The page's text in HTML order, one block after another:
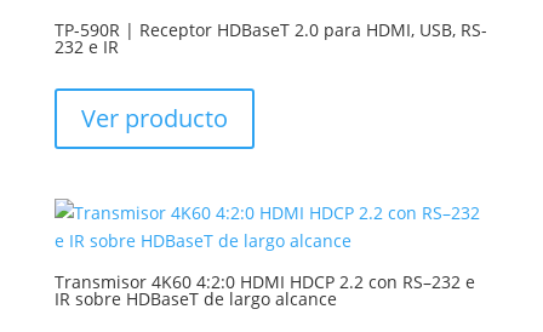
TP-590R | Receptor HDBaseT 2.0 para HDMI, USB, RS-
232 e IR
Ver producto
Transmisor 4K60 4:2:0 HDMI HDCP 2.2 con RS–232 e
IR sobre HDBaseT de largo alcance